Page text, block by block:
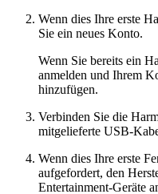
Wenn dies Ihre erste
Sie ein neues Konto.
Wenn Sie bereits ein
anmelden und Ihrem
hinzufügen.
Verbinden Sie die
mitgelieferte USB-
Wenn dies Ihre erste
aufgefordert, den
Entertainment-Geräte